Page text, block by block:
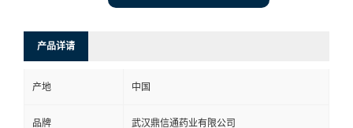
产品详请
产地 中国
品牌 武汉鼎信通药业有限公司